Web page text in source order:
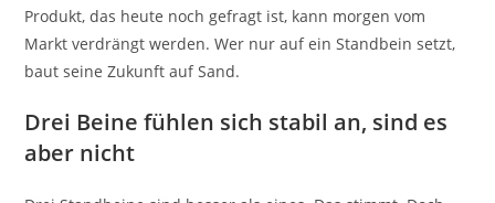
Produkt, das heute noch gefragt ist, kann morgen vom
Markt verdrängt werden. Wer nur auf ein Standbein setzt,
baut seine Zukunft auf Sand.
Drei Beine fühlen sich stabil an, sind es
aber nicht